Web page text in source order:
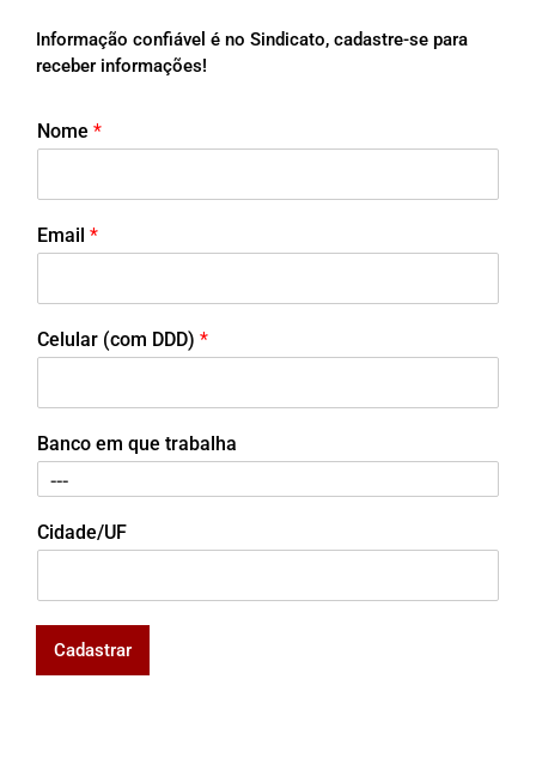
Informação confiável é no Sindicato, cadastre-se para
receber informações!
Nome *
Email *
Celular (com DDD) *
Banco em que trabalha
Cidade/UF
Cadastrar